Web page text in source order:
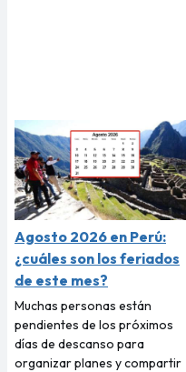
Agosto 2026 en Perú:
¿cuáles son los feriados
de este mes?
Muchas personas están
pendientes de los próximos
días de descanso para
organizar planes y compartir